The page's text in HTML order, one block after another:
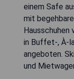
einem Safe
mit
Hausschuhen
in Buffet-, À-
angeboten.
und